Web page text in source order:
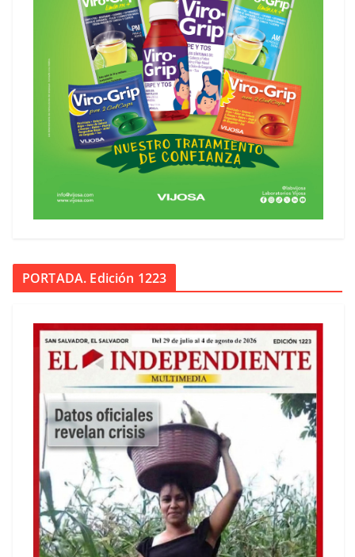
PORTADA. Edición 1223